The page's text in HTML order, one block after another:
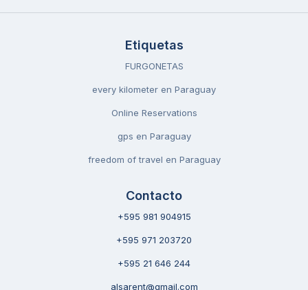
Etiquetas
FURGONETAS
every kilometer en Paraguay
Online Reservations
gps en Paraguay
freedom of travel en Paraguay
Contacto
+595 981 904915
+595 971 203720
+595 21 646 244
alsarent@gmail.com